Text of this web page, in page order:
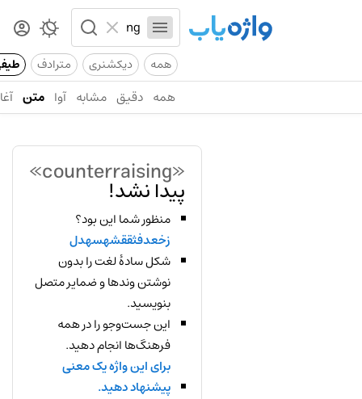
همه دیکشنری مترادف
همه دقیق مشابه آوا متن
«counterraising»
پیدا نشد!
منظور شما این بود؟
زخعدفثققشهسهدل
شکل سادهٔ لغت را بدون
نوشتن وندها و ضمایر متصل
بنویسید.
این جست‌وجو را در همه
فرهنگ‌ها انجام دهید.
برای این واژه یک معنی
پیشنهاد دهید.